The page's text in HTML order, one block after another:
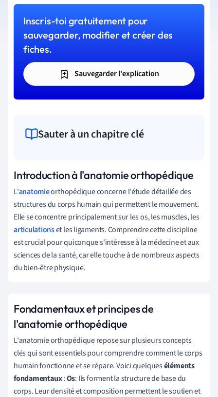
Inscris-toi gratuitement pour
sauvegarder, modifier et créer des
fiches.
Sauvegarder l'explication
Sauter à un chapitre clé
Introduction à l'anatomie orthopédique
L'anatomieorthopédique concerne l'étude détaillée des
structures du corps humain qui permettent le mouvement.
Elle se concentre principalement sur les os, les muscles, les
articulationset les ligaments. Comprendre cette discipline
est crucial pour quiconque s'intéresse à la médecine et aux
sciences de la santé, car elle touche à de nombreux aspects
du bien-être physique.
Fondamentaux et principes de
l'anatomie orthopédique
L'anatomie orthopédique repose sur plusieurs concepts
clés qui sont essentiels pour comprendre comment le corps
humain fonctionne et se répare. Voici quelqueséléments
fondamentaux:Os: Ils forment la structure de base du
corps. Leur densité et composition permettent le soutien et